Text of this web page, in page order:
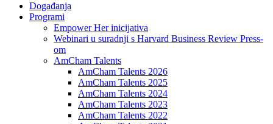
Događanja
Programi
Empower Her inicijativa
Webinari u suradnji s Harvard Business Review Press-
om
AmCham Talents
AmCham Talents 2026
AmCham Talents 2025
AmCham Talents 2024
AmCham Talents 2023
AmCham Talents 2022